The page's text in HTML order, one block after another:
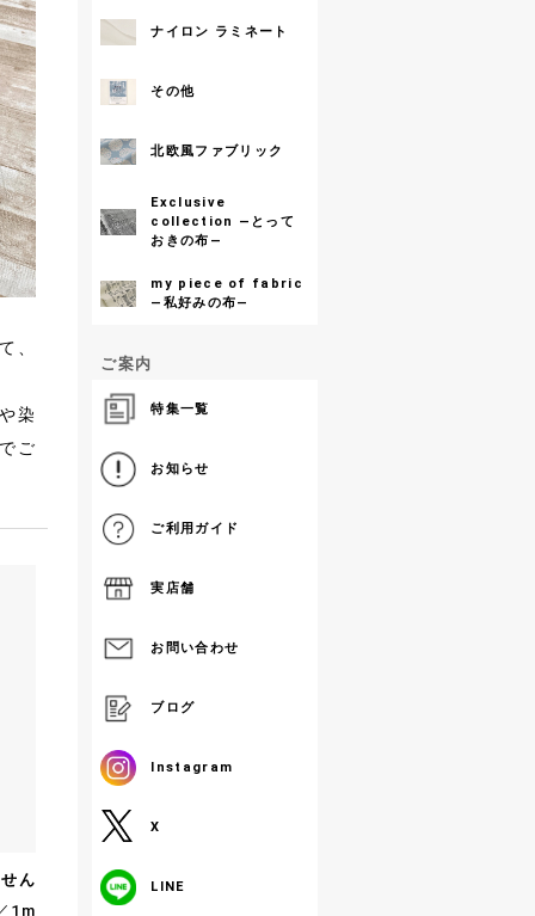
、
染
ご
ん
1m
ナイロン ラミネート
その他
北欧風ファブリック
Exclusive
collection ―とって
おきの布―
my piece of fabric
―私好みの布―
ご案内
特集一覧
お知らせ
ご利用ガイド
実店舗
お問い合わせ
ブログ
Instagram
X
LINE